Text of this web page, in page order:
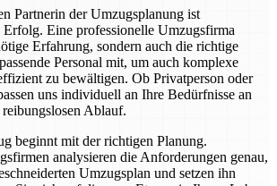
Partnerin der Umzugsplanung ist
Erfolg. Eine professionelle Umzugsfirma
Erfahrung, sondern auch die richtige
Personal mit, um auch komplexe
zu bewältigen. Ob Privatperson oder
uns individuell an Ihre Bedürfnisse an
Ablauf.
beginnt mit der richtigen Planung.
analysieren die Anforderungen genau,
Umzugsplan und setzen ihn